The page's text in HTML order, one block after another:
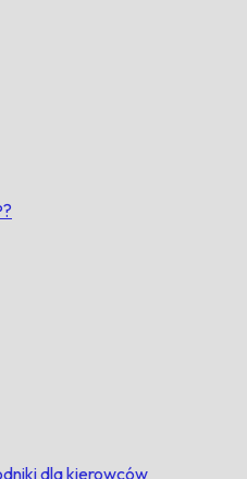
dla kierowców